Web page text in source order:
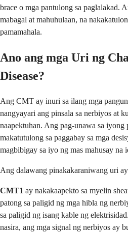
brace o mga pantulong sa paglalakad.
mabagal at mahuhulaan, na
pamamahala.
Ano ang mga Uri ng
Disease?
Ang CMT ay inuri sa ilang mga
nangyayari ang pinsala sa nerbiyos at
naapektuhan. Ang pag-unawa sa
makatutulong sa paggabay sa mga
magbibigay sa iyo ng mas mahusay na
Ang dalawang pinakakaraniwang uri
CMT1 ay nakakaapekto sa myelin
patong sa paligid ng mga hibla ng
sa paligid ng isang kable ng
nasira, ang mga signal ng nerbiyos ay